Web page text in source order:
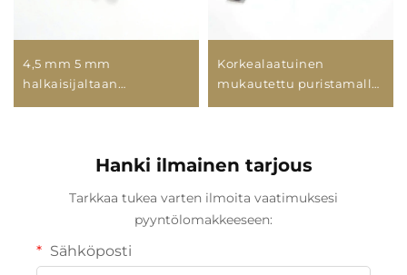
4,5 mm 5 mm
halkaisijaltaan
hiilikuitutankot,
Korkealaatuinen
mukautettu puristamalla
valmistettu
oliivien korjaukseen
hiilipohjainen tuote
Hanki ilmainen tarjous
Tarkkaa tukea varten ilmoita vaatimuksesi
pyyntölomakkeeseen:
Sähköposti